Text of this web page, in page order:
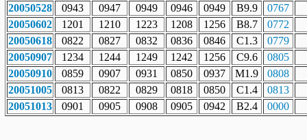
20050528
0943 0947 0949 0946 0949 B9.9
0767
20050602
1201 1210 1223 1208 1256 B8.7 0772
20050618
0822 0827 0832 0836 0846 C1.3
0779
20050907
1234 1244 1249 1242 1256 C9.6
0805
20050910
0859 0907 0931 0850 0937 M1.9
0808
20051005
0813 0822 0829 0818 0850 C1.4
0813
20051013
0901 0905 0908 0905 0942 B2.4 0000